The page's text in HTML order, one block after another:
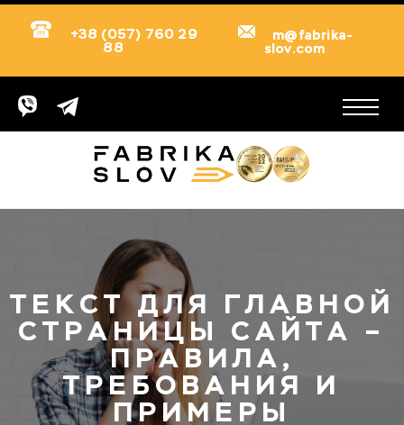
+38 (057) 760 29
88
m@fabrika-
slov.com
ТЕКСТ ДЛЯ ГЛАВНОЙ
СТРАНИЦЫ САЙТА –
ПРАВИЛА,
ТРЕБОВАНИЯ И
ПРИМЕРЫ